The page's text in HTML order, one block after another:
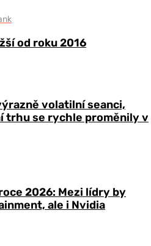
od roku 2016
volatilní seanci,
trhu se rychle proměnily v
2026: Mezi lídry by
ale i Nvidia